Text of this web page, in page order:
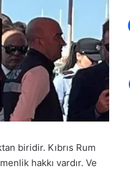
biridir. Kıbrıs Rum
hakkı vardır. Ve